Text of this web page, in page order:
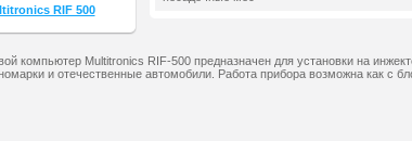
RIF 500
компьютер Multitronics RIF-500 предназначен для установки на
и отечественные автомобили. Работа прибора возможна как с